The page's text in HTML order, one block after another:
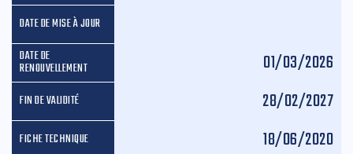
01/03/2026
28/02/2027
18/06/2020